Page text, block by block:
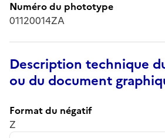
Numéro du phototype
01120014ZA
Description technique
ou du document
Format du négatif
Z